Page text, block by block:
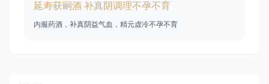
延寿获嗣酒 补真阴调理不孕不育
内服药酒，补真阴益气血，精元虚冷不孕不育